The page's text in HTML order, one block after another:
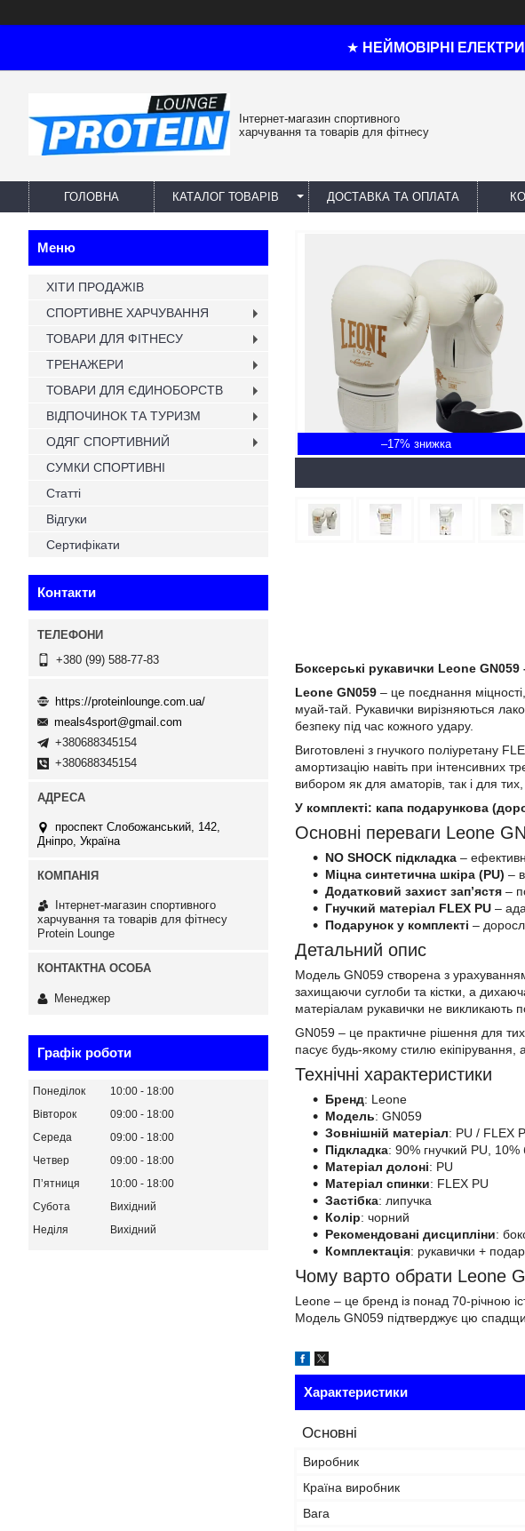
★ НЕЙМОВІРНІ
Інтернет-магазин спортивного
харчування та товарів для фітнесу
ГОЛОВНА КАТАЛОГ ТОВАРІВ ДОСТАВКА ТА ОПЛАТА
–17%
Боксерські рукавички Leone GN059
Leone GN059 – це поєднання
муай-тай. Рукавички вирізняються
безпеку під час кожного удару.
Виготовлені з гнучкого поліуретану
амортизацію навіть при інтенсивних
вибором як для аматорів, так і для
У комплекті: капа подарункова
Основні переваги Leone
NO SHOCK підкладка –
Міцна синтетична шкіра (PU) –
Додатковий захист зап’ястя –
Гнучкий матеріал FLEX PU –
Подарунок у комплекті –
Детальний опис
Модель GN059 створена з
захищаючи суглоби та кістки, а
матеріалам рукавички не викликають
GN059 – це практичне рішення для
пасує будь-якому стилю
Технічні характеристики
Бренд: Leone
Модель: GN059
Зовнішній матеріал: PU / FLEX
Підкладка: 90% гнучкий PU, 10%
Матеріал долоні: PU
Матеріал спинки: FLEX PU
Застібка: липучка
Колір: чорний
Рекомендовані дисципліни:
Комплектація: рукавички +
Чому варто обрати Leone
Leone – це бренд із понад 70-річною
Модель GN059 підтверджує цю
Характеристики
Основні
Виробник
Країна виробник
Вага
ХІТИ ПРОДАЖІВ
СПОРТИВНЕ ХАРЧУВАННЯ
ТОВАРИ ДЛЯ ФІТНЕСУ
ТРЕНАЖЕРИ
ТОВАРИ ДЛЯ ЄДИНОБОРСТВ
ВІДПОЧИНОК ТА ТУРИЗМ
ОДЯГ СПОРТИВНИЙ
СУМКИ СПОРТИВНІ
Статті
Відгуки
Сертифікати
Контакти
+380 (99) 588-77-83
https://proteinlounge.com.ua/
meals4sport@gmail.com
+380688345154
+380688345154
проспект Слобожанський, 142,
Дніпро, Україна
Інтернет-магазин спортивного
харчування та товарів для фітнесу
Protein Lounge
Менеджер
Графік роботи
Понеділок 10:00
18:00
Вівторок
09:00
18:00
Середа
09:00
18:00
Четвер
09:00
18:00
Пʼятниця
10:00
18:00
Субота
Вихідний
Неділя
Вихідний